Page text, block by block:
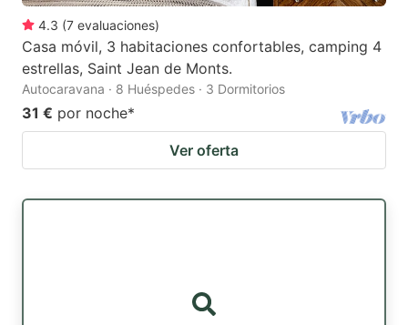
4.3 (7 evaluaciones)
Casa móvil, 3 habitaciones confortables, camping 4
estrellas, Saint Jean de Monts.
Autocaravana · 8 Huéspedes · 3 Dormitorios
31 € por noche*
Ver oferta